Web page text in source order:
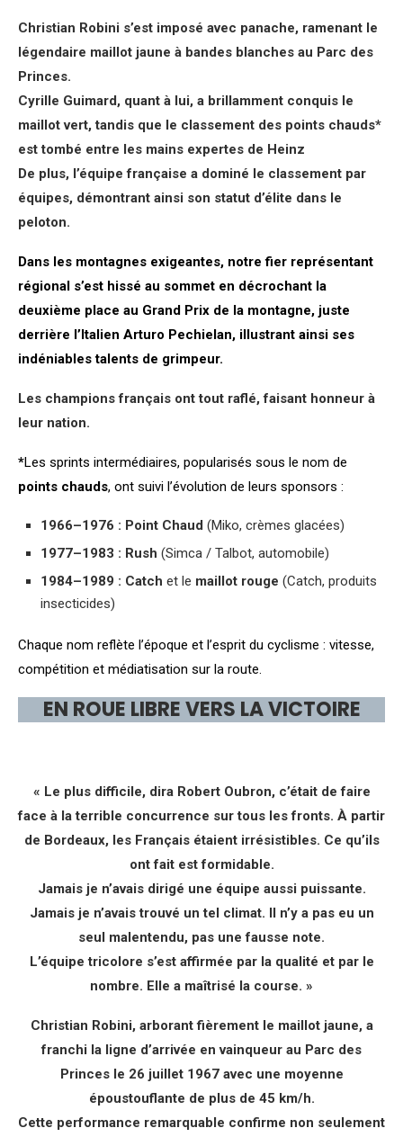
Christian Robini s’est imposé avec panache, ramenant le
légendaire maillot jaune à bandes blanches au Parc des
Princes.
Cyrille Guimard, quant à lui, a brillamment conquis le
maillot vert, tandis que le classement des points chauds*
est tombé entre les mains expertes de Heinz
De plus, l’équipe française a dominé le classement par
équipes, démontrant ainsi son statut d’élite dans le
peloton.
Dans les montagnes exigeantes, notre fier représentant
régional s’est hissé au sommet en décrochant la
deuxième place au Grand Prix de la montagne, juste
derrière l’Italien Arturo Pechielan, illustrant ainsi ses
indéniables talents de grimpeur.
Les champions français ont tout raflé, faisant honneur à
leur nation.
*Les sprints intermédiaires, popularisés sous le nom de
points chauds, ont suivi l’évolution de leurs sponsors :
1966–1976 : Point Chaud (Miko, crèmes glacées)
1977–1983 : Rush (Simca / Talbot, automobile)
1984–1989 : Catch et le maillot rouge (Catch, produits
insecticides)
Chaque nom reflète l’époque et l’esprit du cyclisme : vitesse,
compétition et médiatisation sur la route.
EN ROUE LIBRE VERS LA VICTOIRE
« Le plus difficile, dira Robert Oubron, c’était de faire
face à la terrible concurrence sur tous les fronts. À partir
de Bordeaux, les Français étaient irrésistibles. Ce qu’ils
ont fait est formidable.
Jamais je n’avais dirigé une équipe aussi puissante.
Jamais je n’avais trouvé un tel climat. Il n’y a pas eu un
seul malentendu, pas une fausse note.
L’équipe tricolore s’est affirmée par la qualité et par le
nombre. Elle a maîtrisé la course. »
Christian Robini, arborant fièrement le maillot jaune, a
franchi la ligne d’arrivée en vainqueur au Parc des
Princes le 26 juillet 1967 avec une moyenne
époustouflante de plus de 45 km/h.
Cette performance remarquable confirme non seulement